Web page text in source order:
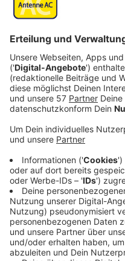
Essstörung landet.
Anzeige
Sie schafft es nicht
Kontakte bekommt sie
Das alles ändert sich
geben, sondern mittels
Kassette und ihren
Und eh sich Sheila
selbstbewusste
Aerobic-Dress.
Streaming-Dienst: